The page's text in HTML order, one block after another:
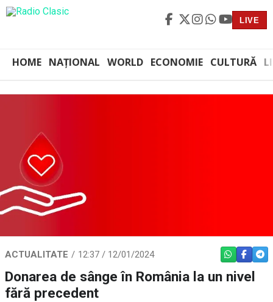
LIVE
HOME NAȚIONAL WORLD ECONOMIE CULTURĂ
ACTUALITATE 12:37 / 12/01/2024 WHATSAPP
Donarea de sânge în România la un nivel
fără precedent